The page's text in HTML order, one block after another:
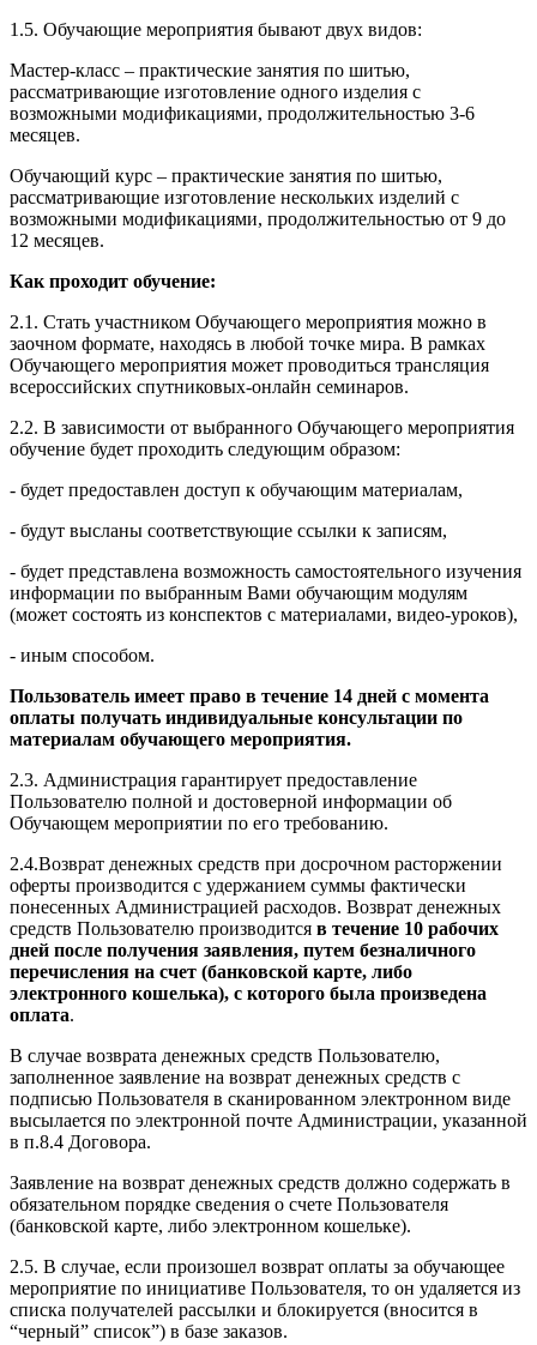
1.5. Обучающие мероприятия бывают двух видов:
Мастер-класс – практические занятия по шитью,
рассматривающие изготовление одного изделия с
возможными модификациями, продолжительностью 3-6
месяцев.
Обучающий курс – практические занятия по шитью,
рассматривающие изготовление нескольких изделий с
возможными модификациями, продолжительностью от 9 до
12 месяцев.
Как проходит обучение:
2.1. Стать участником Обучающего мероприятия можно в
заочном формате, находясь в любой точке мира. В рамках
Обучающего мероприятия может проводиться трансляция
всероссийских спутниковых-онлайн семинаров.
2.2. В зависимости от выбранного Обучающего мероприятия
обучение будет проходить следующим образом:
- будет предоставлен доступ к обучающим материалам,
- будут высланы соответствующие ссылки к записям,
- будет представлена возможность самостоятельного изучения
информации по выбранным Вами обучающим модулям
(может состоять из конспектов с материалами, видео-уроков),
- иным способом.
Пользователь имеет право в течение 14 дней с момента
оплаты получать индивидуальные консультации по
материалам обучающего мероприятия.
2.3. Администрация гарантирует предоставление
Пользователю полной и достоверной информации об
Обучающем мероприятии по его требованию.
2.4.Возврат денежных средств при досрочном расторжении
оферты производится с удержанием суммы фактически
понесенных Администрацией расходов. Возврат денежных
средств Пользователю производится в течение 10 рабочих
дней после получения заявления, путем безналичного
перечисления на счет (банковской карте, либо
электронного кошелька), с которого была произведена
оплата.
В случае возврата денежных средств Пользователю,
заполненное заявление на возврат денежных средств с
подписью Пользователя в сканированном электронном виде
высылается по электронной почте Администрации, указанной
в п.8.4 Договора.
Заявление на возврат денежных средств должно содержать в
обязательном порядке сведения о счете Пользователя
(банковской карте, либо электронном кошельке).
2.5. В случае, если произошел возврат оплаты за обучающее
мероприятие по инициативе Пользователя, то он удаляется из
списка получателей рассылки и блокируется (вносится в
“черный” список”) в базе заказов.